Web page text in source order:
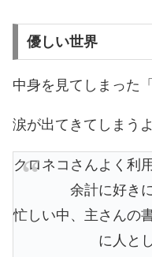
優しい世界
中身を見てしまった
涙が出てきてしまう
クロネコさんよく利
余計に好き
忙しい中、主さんの
に人と